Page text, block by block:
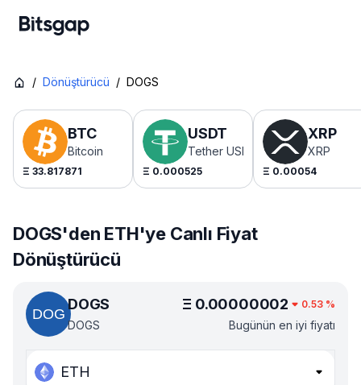
/ Dönüştürücü / DOGS
BTC
Bitcoin
Ξ 33.817871
USDT
Tether USDt
Ξ 0.000525
XRP
XRP
Ξ 0.00054
DOGS'den ETH'ye Canlı Fiyat
Dönüştürücü
DOGS
DOGS
Ξ 0.00000002 0.53 %
Bugünün en iyi fiyatı
ETH